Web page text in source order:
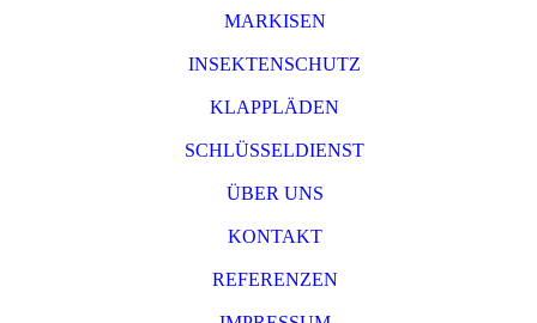
MARKISEN
INSEKTENSCHUTZ
KLAPPLÄDEN
SCHLÜSSELDIENST
ÜBER UNS
KONTAKT
REFERENZEN